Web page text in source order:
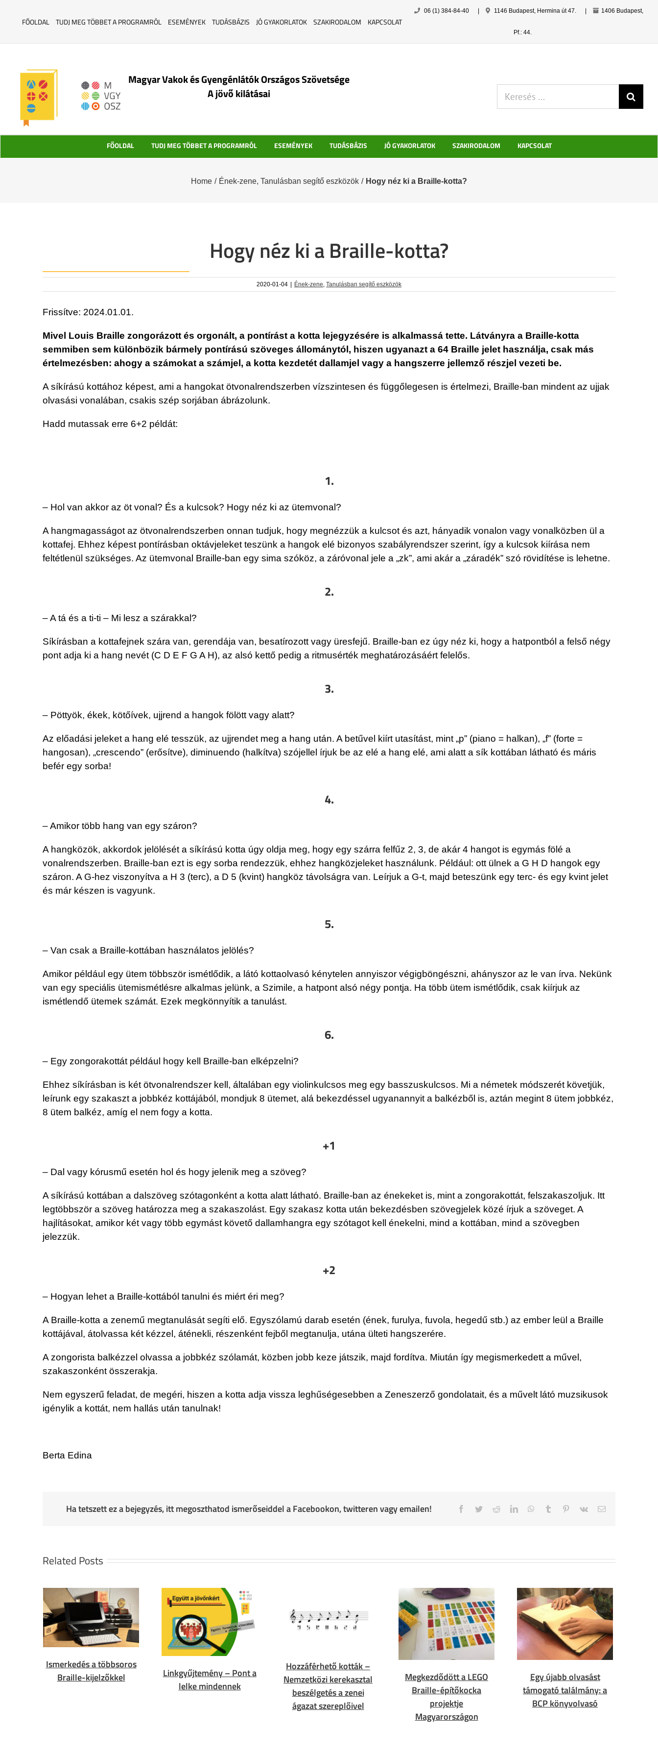
to
FŐOLDAL TUDJ MEG TÖBBET A PROGRAMRÓL ESEMÉNYEK TUDÁSBÁZIS JÓ GYAKORLATOK SZAKIRODALOM KAPCSOLAT
06 (1) 384-84-40 1146 Budapest, Hermina út 47. 1406 Budapest,
Pf.: 44.
Magyar Vakok és Gyengénlátók Országos Szövetsége
A jövő kilátásai
FŐOLDAL TUDJ MEG TÖBBET A PROGRAMRÓL ESEMÉNYEK TUDÁSBÁZIS JÓ GYAKORLATOK SZAKIRODALOM KAPCSOLAT
Home / Ének-zene, Tanulásban segítő eszközök / Hogy néz ki a Braille-kotta?
Hogy néz ki a Braille-kotta?
2020-01-04 | Ének-zene, Tanulásban segítő eszközök
Frissítve: 2024.01.01.
Mivel Louis Braille zongorázott és orgonált, a pontírást a kotta lejegyzésére is alkalmassá tette. Látványra a Braille-kotta
semmiben sem különbözik bármely pontírású szöveges állománytól, hiszen ugyanazt a 64 Braille jelet használja, csak más
értelmezésben: ahogy a számokat a számjel, a kotta kezdetét dallamjel vagy a hangszerre jellemző részjel vezeti be.
A síkírású kottához képest, ami a hangokat ötvonalrendszerben vízszintesen és függőlegesen is értelmezi, Braille-ban mindent az ujjak
olvasási vonalában, csakis szép sorjában ábrázolunk.
Hadd mutassak erre 6+2 példát:
1.
– Hol van akkor az öt vonal? És a kulcsok? Hogy néz ki az ütemvonal?
A hangmagasságot az ötvonalrendszerben onnan tudjuk, hogy megnézzük a kulcsot és azt, hányadik vonalon vagy vonalközben ül a
kottafej. Ehhez képest pontírásban oktávjeleket teszünk a hangok elé bizonyos szabályrendszer szerint, így a kulcsok kiírása nem
feltétlenül szükséges. Az ütemvonal Braille-ban egy sima szóköz, a záróvonal jele a „zk”, ami akár a „záradék” szó rövidítése is lehetne.
2.
– A tá és a ti-ti – Mi lesz a szárakkal?
Síkírásban a kottafejnek szára van, gerendája van, besatírozott vagy üresfejű. Braille-ban ez úgy néz ki, hogy a hatpontból a felső négy
pont adja ki a hang nevét (C D E F G A H), az alsó kettő pedig a ritmusérték meghatározásáért felelős.
3.
– Pöttyök, ékek, kötőívek, ujjrend a hangok fölött vagy alatt?
Az előadási jeleket a hang elé tesszük, az ujjrendet meg a hang után. A betűvel kiírt utasítást, mint „p” (piano = halkan), „f” (forte =
hangosan), „crescendo” (erősítve), diminuendo (halkítva) szójellel írjuk be az elé a hang elé, ami alatt a sík kottában látható és máris
befér egy sorba!
4.
– Amikor több hang van egy száron?
A hangközök, akkordok jelölését a síkírású kotta úgy oldja meg, hogy egy szárra felfűz 2, 3, de akár 4 hangot is egymás fölé a
vonalrendszerben. Braille-ban ezt is egy sorba rendezzük, ehhez hangközjeleket használunk. Például: ott ülnek a G H D hangok egy
száron. A G-hez viszonyítva a H 3 (terc), a D 5 (kvint) hangköz távolságra van. Leírjuk a G-t, majd beteszünk egy terc- és egy kvint jelet
és már készen is vagyunk.
5.
– Van csak a Braille-kottában használatos jelölés?
Amikor például egy ütem többször ismétlődik, a látó kottaolvasó kénytelen annyiszor végigböngészni, ahányszor az le van írva. Nekünk
van egy speciális ütemismétlésre alkalmas jelünk, a Szimile, a hatpont alsó négy pontja. Ha több ütem ismétlődik, csak kiírjuk az
ismétlendő ütemek számát. Ezek megkönnyítik a tanulást.
6.
– Egy zongorakottát például hogy kell Braille-ban elképzelni?
Ehhez síkírásban is két ötvonalrendszer kell, általában egy violinkulcsos meg egy basszuskulcsos. Mi a németek módszerét követjük,
leírunk egy szakaszt a jobbkéz kottájából, mondjuk 8 ütemet, alá bekezdéssel ugyanannyit a balkézből is, aztán megint 8 ütem jobbkéz,
8 ütem balkéz, amíg el nem fogy a kotta.
+1
– Dal vagy kórusmű esetén hol és hogy jelenik meg a szöveg?
A síkírású kottában a dalszöveg szótagonként a kotta alatt látható. Braille-ban az énekeket is, mint a zongorakottát, felszakaszoljuk. Itt
legtöbbször a szöveg határozza meg a szakaszolást. Egy szakasz kotta után bekezdésben szövegjelek közé írjuk a szöveget. A
hajlításokat, amikor két vagy több egymást követő dallamhangra egy szótagot kell énekelni, mind a kottában, mind a szövegben
jelezzük.
+2
– Hogyan lehet a Braille-kottából tanulni és miért éri meg?
A Braille-kotta a zenemű megtanulását segíti elő. Egyszólamú darab esetén (ének, furulya, fuvola, hegedű stb.) az ember leül a Braille
kottájával, átolvassa két kézzel, áténekli, részenként fejből megtanulja, utána ülteti hangszerére.
A zongorista balkézzel olvassa a jobbkéz szólamát, közben jobb keze játszik, majd fordítva. Miután így megismerkedett a művel,
szakaszonként összerakja.
Nem egyszerű feladat, de megéri, hiszen a kotta adja vissza leghűségesebben a Zeneszerző gondolatait, és a művelt látó muzsikusok
igénylik a kottát, nem hallás után tanulnak!
Berta Edina
Ha tetszett ez a bejegyzés, itt megoszthatod ismerőseiddel a Facebookon, twitteren vagy emailen! Facebook
TwitterRedditLinkedInWhatsApp
Tumblr Pinterest
Vk Email
Related Posts
Ismerkedés a többsoros
Braille-kijelzőkkel
Linkgyűjtemény – Pont a
lelke mindennek
Hozzáférhető kották –
Nemzetközi kerekasztal
beszélgetés a zenei
ágazat szereplőivel
Megkezdődött a LEGO
Braille-építőkocka
projektje
Magyarországon
Egy újabb olvasást
támogató találmány: a
BCP könyvolvasó